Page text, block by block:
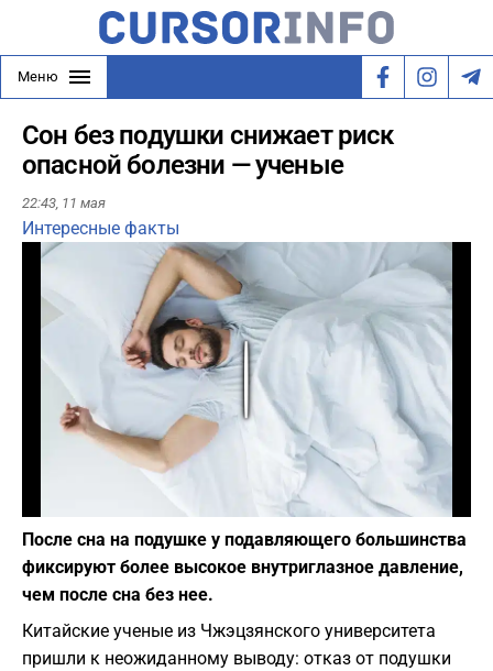
Меню
Сон без подушки снижает риск
опасной болезни — ученые
22:43, 11 мая
Интересные факты
Play
Фото: depositphotos.com
После сна на подушке у подавляющего большинства
фиксируют более высокое внутриглазное давление,
чем после сна без нее.
Китайские ученые из Чжэцзянского университета
пришли к неожиданному выводу: отказ от подушки